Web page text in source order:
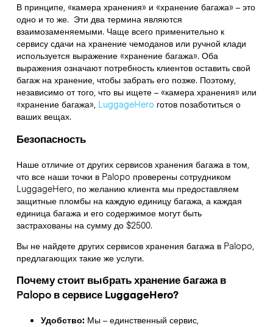
В принципе, «камера хранения» и «хранение багажа» – это
одно и то же. Эти два термина являются
взаимозаменяемыми. Чаще всего применительно к
сервису сдачи на хранение чемоданов или ручной клади
используется выражение «хранение багажа». Оба
выражения означают потребность клиентов оставить свой
багаж на хранение, чтобы забрать его позже. Поэтому,
независимо от того, что вы ищете – «камера хранения» или
«хранение багажа»,LuggageHero готов позаботиться о
ваших вещах.
Безопасность
Наше отличие от других сервисов хранения багажа в том,
чтовсе наши точки в Palopo проверены сотрудником
LuggageHero, по желанию клиента мы предоставляем
защитные пломбы на каждую единицу багажа, а каждая
единица багажа и его содержимое могут быть
застрахованы на сумму до $2500.
Вы не найдете других сервисов хранения багажа в Palopo
предлагающих такие же услуги.
Почему стоит выбрать хранение багажа в
Palopoв сервисе LuggageHero?
Удобство: Мы – единственный сервис,